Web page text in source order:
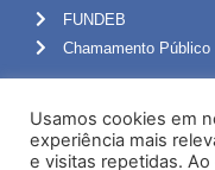
FUNDEB
Chamamento Público
Portal do Servidor
Webmail
Usamos cookies em
experiência mais
e visitas repetidas. Ao